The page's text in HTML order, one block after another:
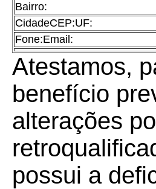
Bairro:
CidadeCEP:UF:
Fone:Email:
Atestamos,
benefício
alterações
possui a